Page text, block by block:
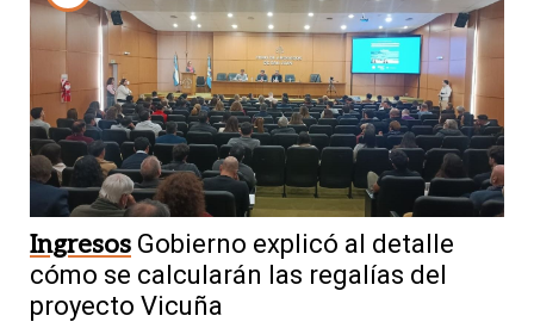
Ingresos Gobierno explicó al detalle
cómo se calcularán las regalías del
proyecto Vicuña